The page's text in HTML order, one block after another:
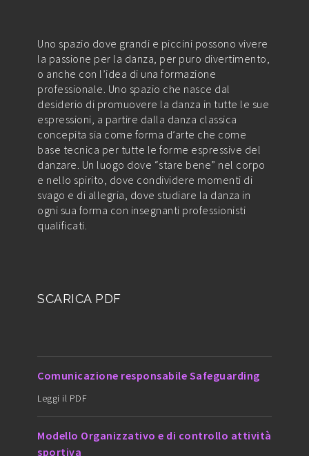
Uno spazio dove grandi e piccini possono vivere
la passione per la danza, per puro divertimento,
o anche con l’idea di una formazione
professionale. Uno spazio che nasce dal
desiderio di promuovere la danza in tutte le sue
espressioni, a partire dalla danza classica
concepita sia come forma d’arte che come
base tecnica per tutte le forme espressive del
danzare. Un luogo dove “stare bene” nel corpo
e nello spirito, dove condividere momenti di
svago e di allegria, dove studiare la danza in
ogni sua forma con insegnanti professionisti
qualificati.
SCARICA PDF
Comunicazione responsabile Safeguarding
Leggi il PDF
Modello Organizzativo e di controllo attività
sportiva